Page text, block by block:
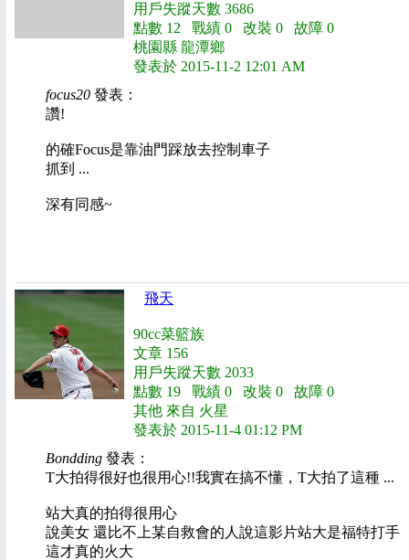
用戶失蹤天數 3686
點數 12 戰績 0 改裝 0 故障 0
桃園縣 龍潭鄉
發表於 2015-11-2 12:01 AM
focus20 發表：
讚!
的確Focus是靠油門踩放去控制車子
抓到 ...
深有同感~
飛天
90cc菜籃族
文章 156
用戶失蹤天數 2033
點數 19 戰績 0 改裝 0 故障 0
其他 來自 火星
發表於 2015-11-4 01:12 PM
Bondding 發表：
T大拍得很好也很用心!!我實在搞不懂，T大拍了這種 ...
站大真的拍得很用心
說美女 還比不上某自救會的人說這影片站大是福特打手
這才真的火大